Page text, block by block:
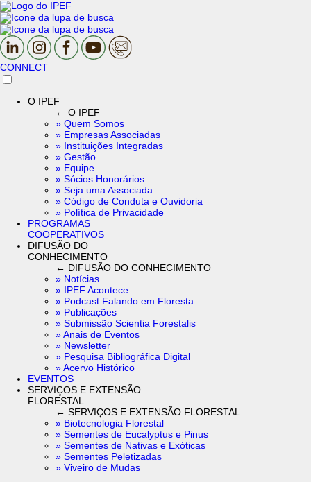
CONNECT
O IPEF
← O IPEF
» Quem Somos
» Empresas Associadas
» Instituições Integradas
» Gestão
» Equipe
» Sócios Honorários
» Seja uma Associada
» Código de Conduta e Ouvidoria
» Política de Privacidade
PROGRAMAS
COOPERATIVOS
DIFUSÃO DO
CONHECIMENTO
← DIFUSÃO DO CONHECIMENTO
» Notícias
» IPEF Acontece
» Podcast Falando em Floresta
» Publicações
» Submissão Scientia Forestalis
» Anais de Eventos
» Newsletter
» Pesquisa Bibliográfica Digital
» Acervo Histórico
EVENTOS
SERVIÇOS E EXTENSÃO
FLORESTAL
← SERVIÇOS E EXTENSÃO FLORESTAL
» Biotecnologia Florestal
» Sementes de Eucalyptus e Pinus
» Sementes de Nativas e Exóticas
» Sementes Peletizadas
» Viveiro de Mudas